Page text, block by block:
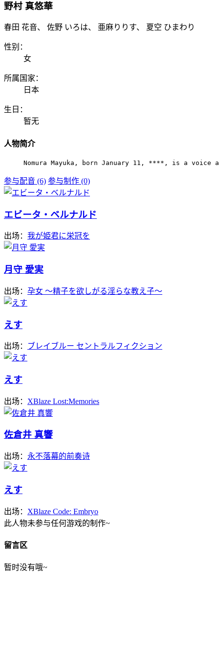
野村 真悠華
春田 花音、 佐野 いろは、 亜麻りりす、 夏空 ひまわり
性别：
女
所属国家：
日本
生日：
暂无
人物简介
Nomura Mayuka, born January 11, ****, is a
参与配音 (6) 参与制作 (0)
エビータ・ベルナルド
出场： 我が姫君に栄冠を
月守 愛実
出场： 孕女 ～精子を欲しがる淫らな教え子～
えす
出场： ブレイブルー セントラルフィクション
えす
出场： XBlaze Lost:Memories
佐倉井 真響
出场： 永不落幕的前奏诗
えす
出场： XBlaze Code: Embryo
此人物未参与任何游戏的制作~
留言区
暂时没有哦~